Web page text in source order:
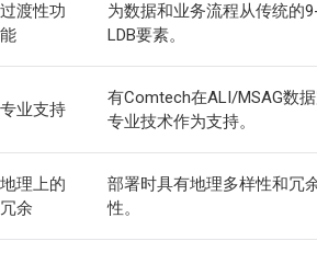
过渡性功
能
为数据和业务流程从传统的
LDB要素。
专业支持
有Comtech在ALI/MSAG数
专业技术作为支持。
地理上的
冗余
部署时具有地理多样性和冗
性。